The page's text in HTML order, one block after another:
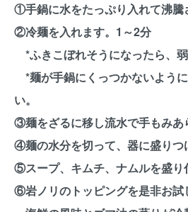
①手鍋に水をたっぷり入れて沸騰
②冷麺を入れます。1～2分
*ふきこぼれそうになったら、弱
*麺が手鍋にくっつかないよう
い。
③麺をざるに移し流水で手もみあ
④麺の水分を切って、器に盛りつ
⑤スープ、キムチ、ナムルを盛り
⑥岩ノリのトッピングを是非お試